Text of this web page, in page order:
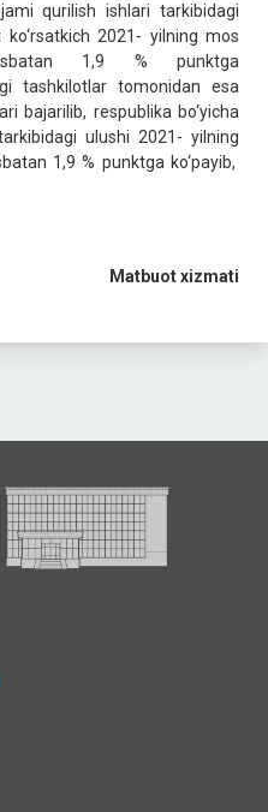
qurilish ishlari tarkibidagi
2021- yilning mos
1,9 % punktga
tashkilotlar tomonidan esa
bajarilib, respublika bo‘yicha
ulushi 2021- yilning
1,9 % punktga ko‘payib,
Matbuot xizmati